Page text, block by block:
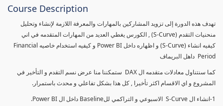
Course Description
تهدف هذه الدورة إلى تزويد المشاركين بالمهارات والمعرفة اللازمة لإنشاء وتحليل
منحنيات التقدم (S-Curve) , الكورس يغطي العديد من المهارات المتقدمه في اني
كيفيه انشاء (S-Curve) و اظهاره داخل Power BI و كيفيه استخدام خاصيه Financial
Period داهل البريماف
كما سنتناول معادلات متقدمه ال DAX ستمكننا منا عرض نسم التقدم و التأخير في
المشروع و اي الاقسام اكثر تأخيرا , كل هذا بشكل تفاعلي و محدث باستمرار.
1-انشاء ال S-Curve الاسبوعي و التراكمي للBaseline داخل ال Power BI.